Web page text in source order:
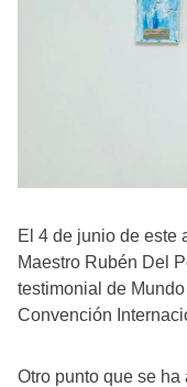
El 4 de junio de este
Maestro Rubén Del
testimonial de
Convención
Otro punto que se ha